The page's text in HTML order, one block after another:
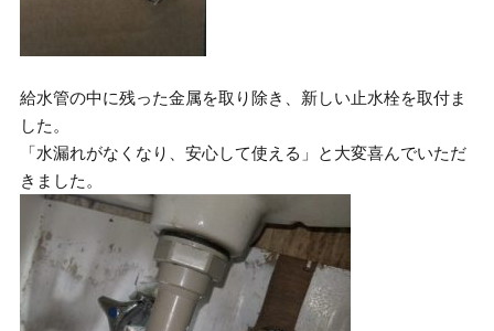
給水管の中に残った金属を取り除き、新しい止水栓を取付ま
した。
「水漏れがなくなり、安心して使える」と大変喜んでいただ
きました。